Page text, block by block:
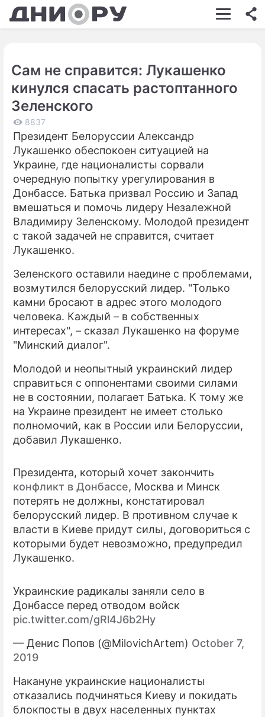
ШОУ-БИЗНЕС
КИНО
ЭКОНОМИКА
ПРОИСШЕСТВИЯ
СОННИК
СТИЛЬ ЖИЗНИ
СЕРИАЛЫ
ПРЕСС-РЕЛИЗЫ
О ПРОЕКТЕ
Сам не справится: Лукашенко
кинулся спасать растоптанного
Зеленского
8837
Президент Белоруссии Александр
Лукашенко обеспокоен ситуацией на
Украине, где националисты сорвали
очередную попытку урегулирования в
Донбассе. Батька призвал Россию и Запад
вмешаться и помочь лидеру Незалежной
Владимиру Зеленскому. Молодой президент
с такой задачей не справится, считает
Лукашенко.
Зеленского оставили наедине с проблемами,
возмутился белорусский лидер. "Только
камни бросают в адрес этого молодого
человека. Каждый – в собственных
интересах", – сказал Лукашенко на форуме
"Минский диалог".
Молодой и неопытный украинский лидер
справиться с оппонентами своими силами
не в состоянии, полагает Батька. К тому же
на Украине президент не имеет столько
полномочий, как в России или Белоруссии,
добавил Лукашенко.
Президента, который хочет закончить
конфликт в Донбассе, Москва и Минск
потерять не должны, констатировал
белорусский лидер. В противном случае к
власти в Киеве придут силы, договориться с
которыми будет невозможно, предупредил
Лукашенко.
Украинские радикалы заняли село в
Донбассе перед отводом войск
pic.twitter.com/gRl4J6b2Hy
— Денис Попов (@MilovichArtem) October 7,
2019
Накануне украинские националисты
отказались подчиняться Киеву и покидать
блокпосты в двух населенных пунктах